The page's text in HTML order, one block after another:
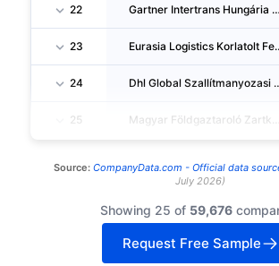
22 Gartner Intertrans Hungária Nemzetközi Fuvarozasi Szallítmanyozasi Korlatolt Felelössegu Tarsasag
23 Eurasia
24 Dhl Global
25
Source: CompanyData.com - Official data
July 2026)
Showing 25 of 59,676
Request Free Sample